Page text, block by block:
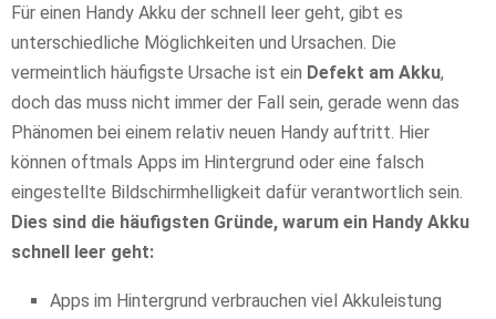
Für einen Handy Akku der schnell leer geht, gibt es
unterschiedliche Möglichkeiten und Ursachen. Die
vermeintlich häufigste Ursache ist ein Defekt am Akku,
doch das muss nicht immer der Fall sein, gerade wenn das
Phänomen bei einem relativ neuen Handy auftritt. Hier
können oftmals Apps im Hintergrund oder eine falsch
eingestellte Bildschirmhelligkeit dafür verantwortlich sein.
Dies sind die häufigsten Gründe, warum ein Handy Akku
schnell leer geht:
Apps im Hintergrund verbrauchen viel Akkuleistung